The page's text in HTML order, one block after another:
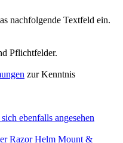
nachfolgende Textfeld ein.
Pflichtfelder.
zur Kenntnis
ebenfalls angesehen
Razor Helm Mount &